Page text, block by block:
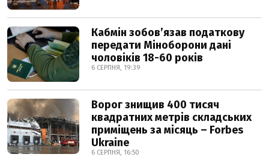
Кабмін зобовʼязав податкову
передати Міноборони дані
чоловіків 18-60 років
6 СЕРПНЯ, 19:39
Ворог знищив 400 тисяч
квадратних метрів складських
приміщень за місяць – Forbes
Ukraine
6 СЕРПНЯ, 16:50